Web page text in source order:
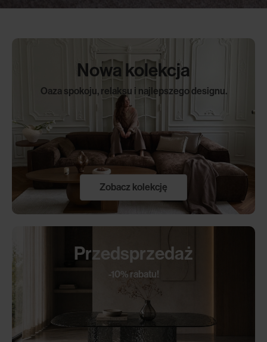
Nowa kolekcja
Oaza spokoju, relaksu i najlepszego designu.
Zobacz kolekcję
Przedsprzedaż
-10% rabatu!